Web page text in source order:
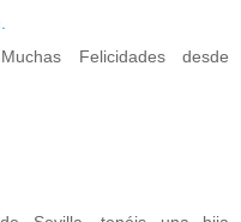
Felicidades desde